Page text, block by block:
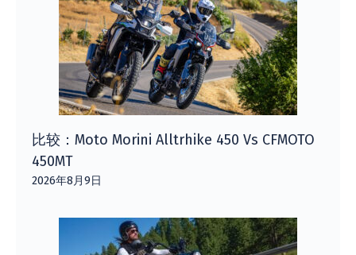
比较：Moto Morini Alltrhike 450 Vs CFMOTO
450MT
2026年8月9日